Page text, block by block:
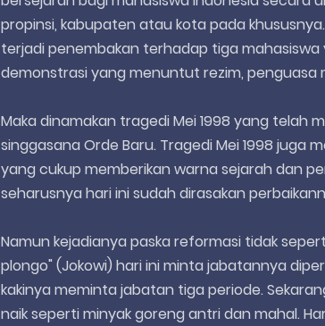
propinsi, kabupaten atau kota pada
terjadi penembakan terhadap tiga mahasiswa
demonstrasi yang menuntut rezim, penguasa
Maka dinamakan tragedi Mei 1998 yang telah
singgasana Orde Baru. Tragedi Mei 1998 juga
yang cukup memberikan warna sejarah dan
seharusnya hari ini sudah dirasakan
Namun kejadianya paska reformasi tidak
plongo" (Jokowi) hari ini minta jabatannya
kakinya meminta jabatan tiga periode.
naik seperti minyak goreng antri dan mahal.